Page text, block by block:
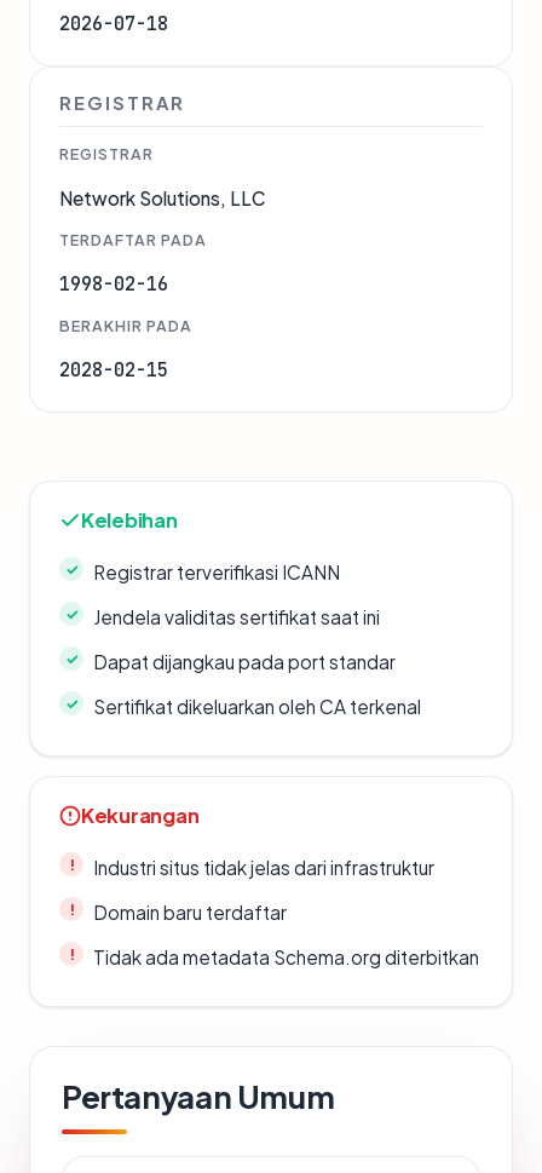
2026-07-18
REGISTRAR
REGISTRAR
Network Solutions, LLC
TERDAFTAR PADA
1998-02-16
BERAKHIR PADA
2028-02-15
Kelebihan
Registrar terverifikasi ICANN
Jendela validitas sertifikat saat ini
Dapat dijangkau pada port standar
Sertifikat dikeluarkan oleh CA terkenal
Kekurangan
Industri situs tidak jelas dari infrastruktur
Domain baru terdaftar
Tidak ada metadata Schema.org diterbitkan
Pertanyaan Umum